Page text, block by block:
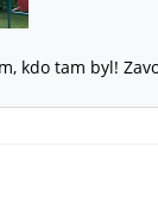
kdo tam byl!